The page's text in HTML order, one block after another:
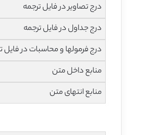
درج تصاویر در فایل ترجمه
درج جداول در فایل ترجمه
درج فرمولها و محاسبات در فایل
منابع داخل متن
منابع انتهای متن